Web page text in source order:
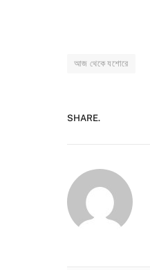
আজ থেকে যশোরে
SHARE.